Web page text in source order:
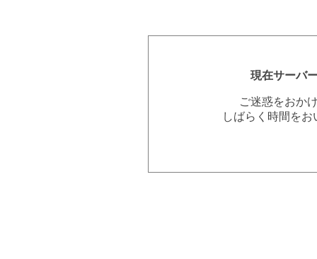
現在サーバ
ご迷惑をおか
しばらく時間を